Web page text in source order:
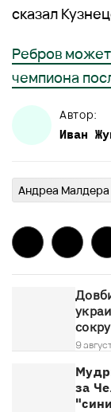
сказал
Ребров может
чемпиона
Автор:
Иван
Андреа Малдера
9
за